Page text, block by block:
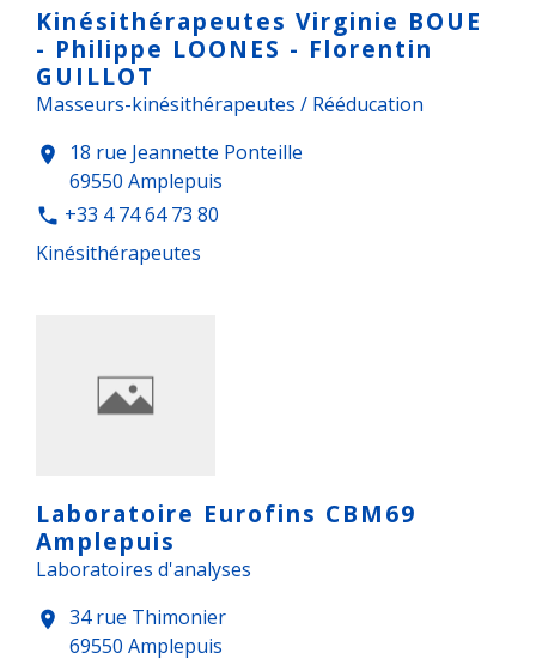
Kinésithérapeutes Virginie BOUE
- Philippe LOONES - Florentin
GUILLOT
Masseurs-kinésithérapeutes / Rééducation
location_on
18 rue Jeannette Ponteille
69550 Amplepuis
phone +33 4 74 64 73 80
Kinésithérapeutes
Laboratoire Eurofins CBM69
Amplepuis
Laboratoires d'analyses
location_on 34 rue Thimonier
69550 Amplepuis